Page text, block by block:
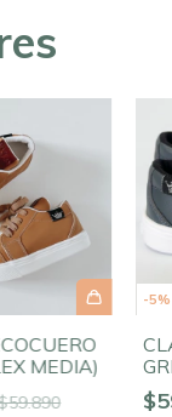
MEDIA)
-5%